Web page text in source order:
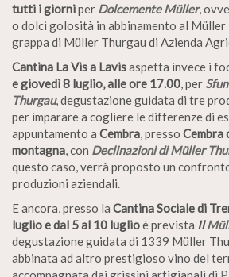
tutti i giorniper Dolcemente Müller,
o dolci golosità in abbinamento al Müller
grappa di Müller Thurgau di Azienda
Cantina La Visa Lavisaspetta invece i
e giovedì 8 luglio, alle ore 17.00, per
Thurgau, degustazione guidata di tre
per imparare a cogliere le differenze di
appuntamento a Cembra, presso Cembra
montagna, con Declinazioni di Müller
questo caso, verrà proposto un
produzioni aziendali.
E ancora, presso la Cantina Sociale di
luglio e dal 5 al 10 luglioè prevista Il
degustazione guidata di 1339 Müller
abbinata ad altro prestigioso vino del